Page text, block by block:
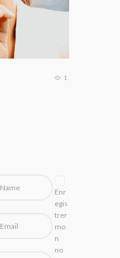
1
Enr
egis
trer
mo
n
no